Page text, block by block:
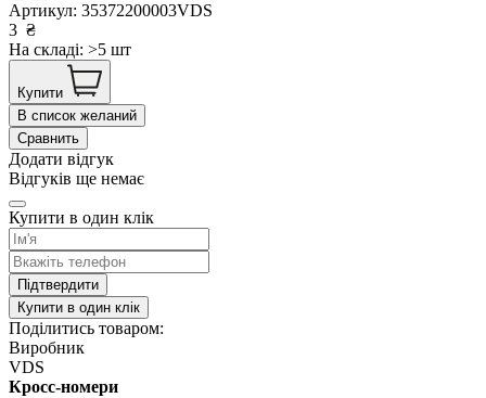
Артикул: 35372200003VDS
3 ₴
На складі: >5 шт
Купити
В список желаний
Сравнить
Додати відгук
Відгуків ще немає
Купити в один клік
Підтвердити
Купити в один клік
Поділитись товаром:
Виробник
VDS
Кросс-номери